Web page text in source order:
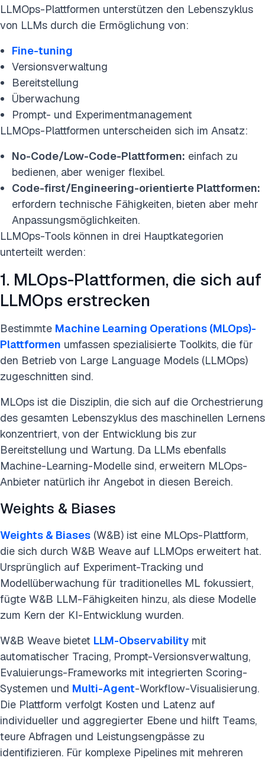
LLMOps-Plattformen unterstützen den Lebenszyklus
von LLMs durch die Ermöglichung von:
Fine-tuning
Versionsverwaltung
Bereitstellung
Überwachung
Prompt- und Experimentmanagement
LLMOps-Plattformen unterscheiden sich im Ansatz:
No-Code/Low-Code-Plattformen: einfach zu
bedienen, aber weniger flexibel.
Code-first/Engineering-orientierte Plattformen:
erfordern technische Fähigkeiten, bieten aber mehr
Anpassungsmöglichkeiten.
LLMOps-Tools können in drei Hauptkategorien
unterteilt werden:
1. MLOps-Plattformen, die sich auf
LLMOps erstrecken
Bestimmte Machine Learning Operations (MLOps)-
Plattformen umfassen spezialisierte Toolkits, die für
den Betrieb von Large Language Models (LLMOps)
zugeschnitten sind.
MLOps ist die Disziplin, die sich auf die Orchestrierung
des gesamten Lebenszyklus des maschinellen Lernens
konzentriert, von der Entwicklung bis zur
Bereitstellung und Wartung. Da LLMs ebenfalls
Machine-Learning-Modelle sind, erweitern MLOps-
Anbieter natürlich ihr Angebot in diesen Bereich.
Weights & Biases
Weights & Biases (W&B) ist eine MLOps-Plattform,
die sich durch W&B Weave auf LLMOps erweitert hat.
Ursprünglich auf Experiment-Tracking und
Modellüberwachung für traditionelles ML fokussiert,
fügte W&B LLM-Fähigkeiten hinzu, als diese Modelle
zum Kern der KI-Entwicklung wurden.
W&B Weave bietet LLM-Observability mit
automatischer Tracing, Prompt-Versionsverwaltung,
Evaluierungs-Frameworks mit integrierten Scoring-
Systemen und Multi-Agent-Workflow-Visualisierung.
Die Plattform verfolgt Kosten und Latenz auf
individueller und aggregierter Ebene und hilft Teams,
teure Abfragen und Leistungsengpässe zu
identifizieren. Für komplexe Pipelines mit mehreren